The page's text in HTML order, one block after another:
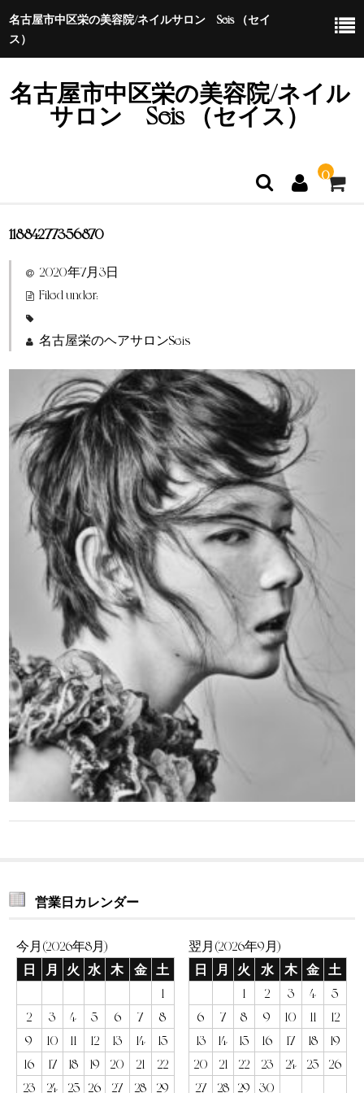
名古屋市中区栄の美容院/ネイルサロン Seis （セイ
ス）
名古屋市中区栄の美容院/ネイル
サロン Seis （セイス）
0
ホーム
特定商取引法に基づく表示
11884277356870
2020年7月3日
Filed under:
名古屋栄のヘアサロンSeis
営業日カレンダー
今月(2026年8月)
日
月 火 水 木 金
土
1
2
3 4 5 6 7
8
9
10 11 12 13 14
15
16
17 18 19 20 21
22
23
24 25 26 27 28 29
翌月(2026年9月)
日
月 火 水 木 金
土
1
2 3 4
5
6
7 8 9 10 11
12
13
14 15 16 17 18
19
20
21 22 23 24 25
26
27
28 29 30